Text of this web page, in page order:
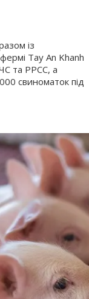
із
Tay An Khanh
та РРСС, а
свиноматок під